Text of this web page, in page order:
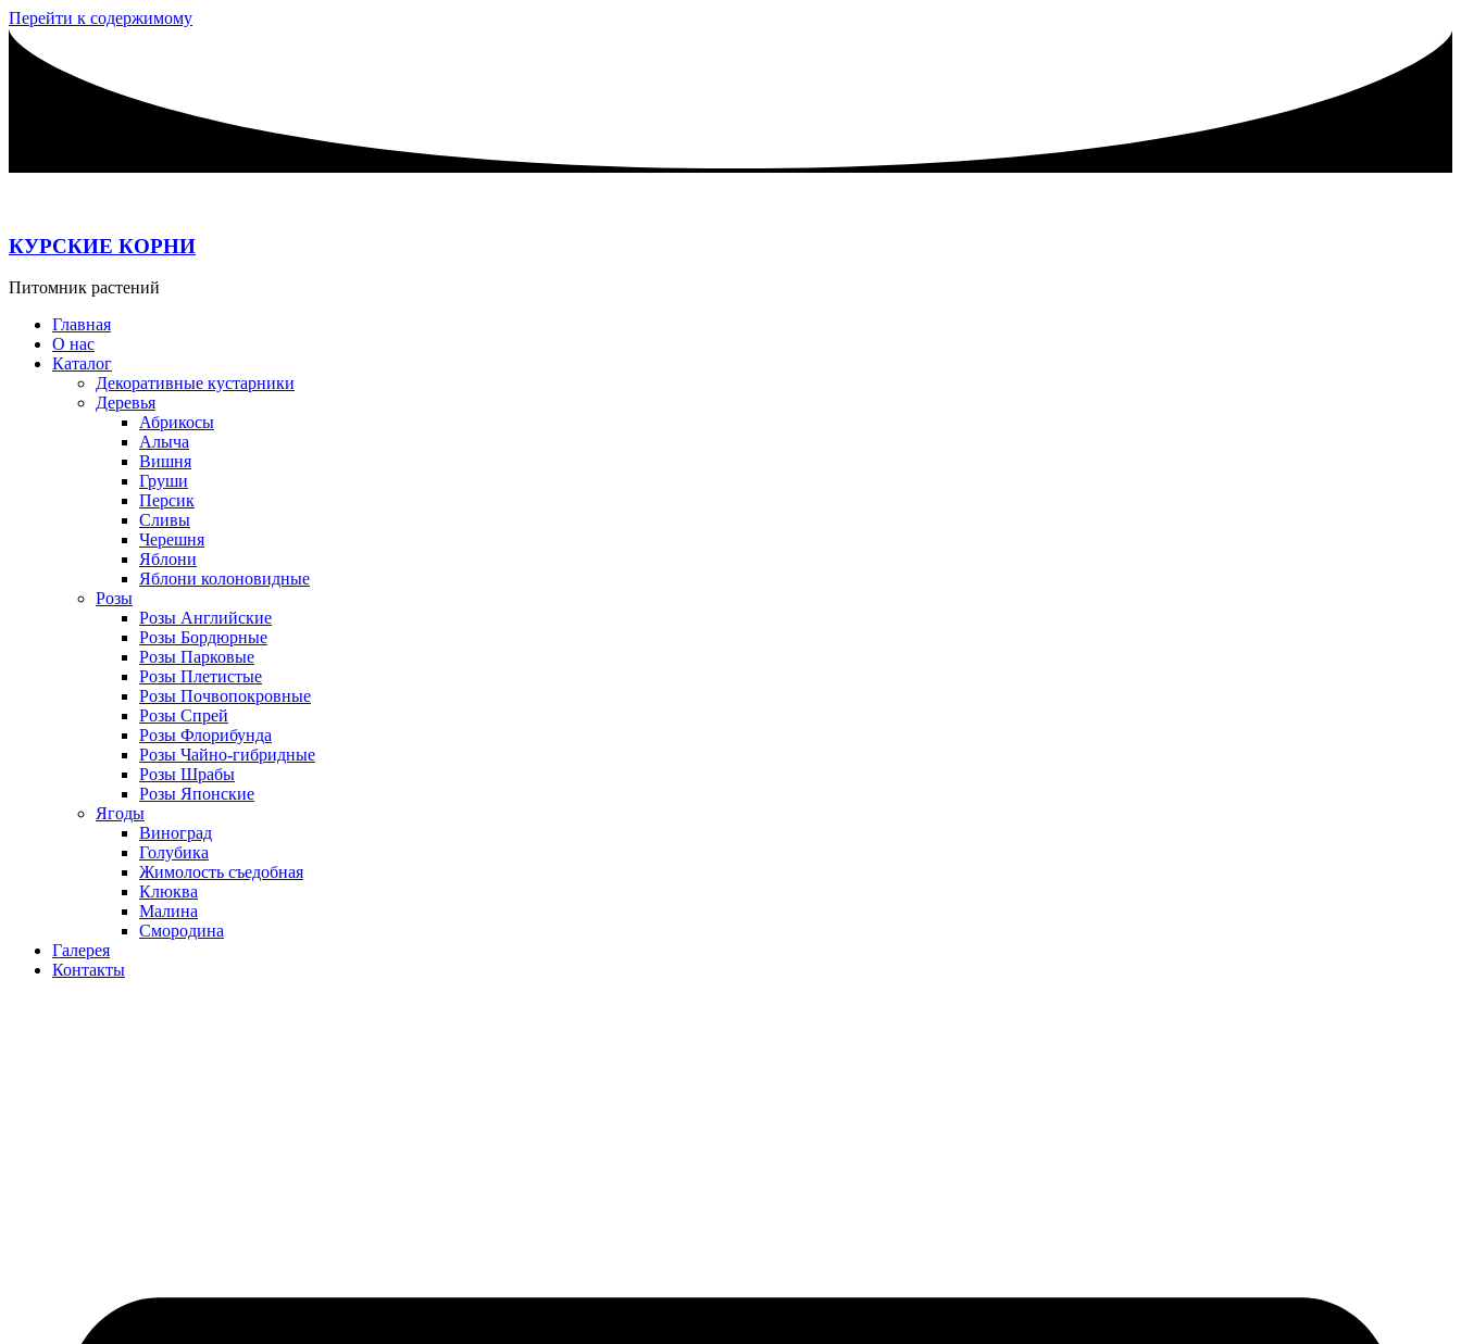
Перейти к содержимому
КУРСКИЕ КОРНИ
Питомник растений
Главная
О нас
Каталог
Декоративные кустарники
Деревья
Абрикосы
Алыча
Вишня
Груши
Персик
Сливы
Черешня
Яблони
Яблони колоновидные
Розы
Розы Английские
Розы Бордюрные
Розы Парковые
Розы Плетистые
Розы Почвопокровные
Розы Спрей
Розы Флорибунда
Розы Чайно-гибридные
Розы Шрабы
Розы Японские
Ягоды
Виноград
Голубика
Жимолость съедобная
Клюква
Малина
Смородина
Галерея
Контакты